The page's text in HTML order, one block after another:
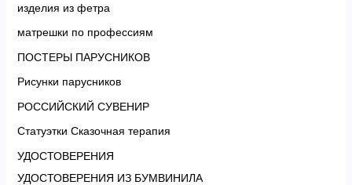
изделия из фетра
матрешки по профессиям
ПОСТЕРЫ ПАРУСНИКОВ
Рисунки парусников
РОССИЙСКИЙ СУВЕНИР
Статуэтки Сказочная терапия
УДОСТОВЕРЕНИЯ
УДОСТОВЕРЕНИЯ ИЗ БУМВИНИЛА